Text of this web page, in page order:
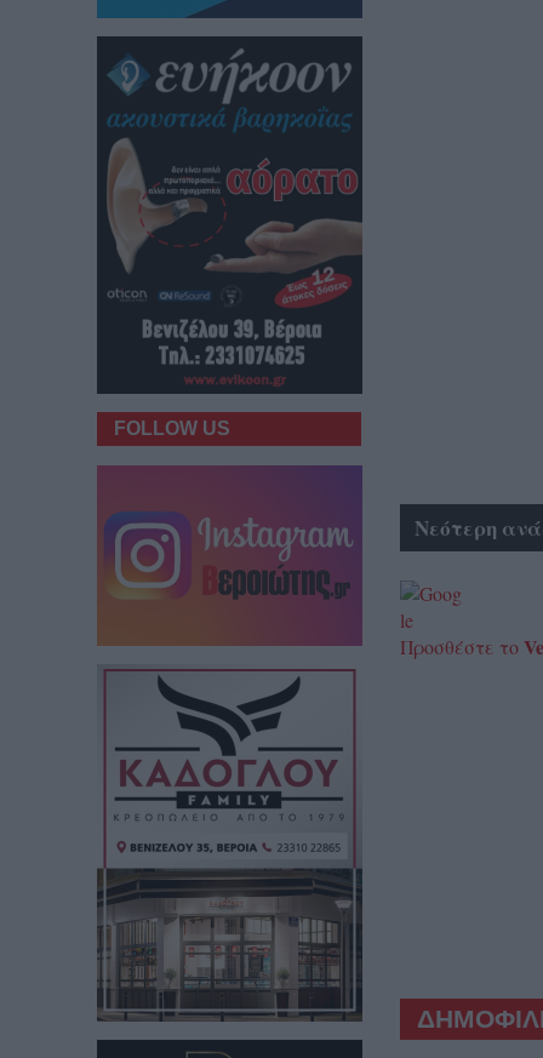
Νεότερη
Προσθέστε το
FOLLOW US